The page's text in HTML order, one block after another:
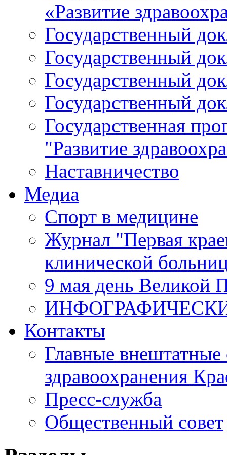
«Развитие
Государственный
Государственный
Государственный
Государственный
Государственная
"Развитие
Наставничество
Медиа
Спорт в медицине
Журнал "Первая
клинической
9 мая день Великой
Контакты
Главные внештатные
здравоохранения
Пресс-служба
Общественный совет